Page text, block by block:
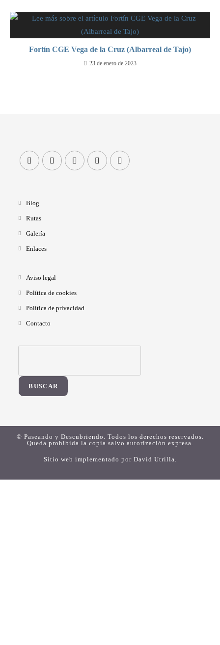
Fortín CGE Vega de la Cruz (Albarreal de Tajo)
23 de enero de 2023
Blog
Rutas
Galería
Enlaces
Aviso legal
Política de cookies
Política de privacidad
Contacto
BUSCAR
© Paseando y Descubriendo. Todos los derechos reservados.
Queda prohibida la copia salvo autorización expresa.
Sitio web implementado por David Utrilla.